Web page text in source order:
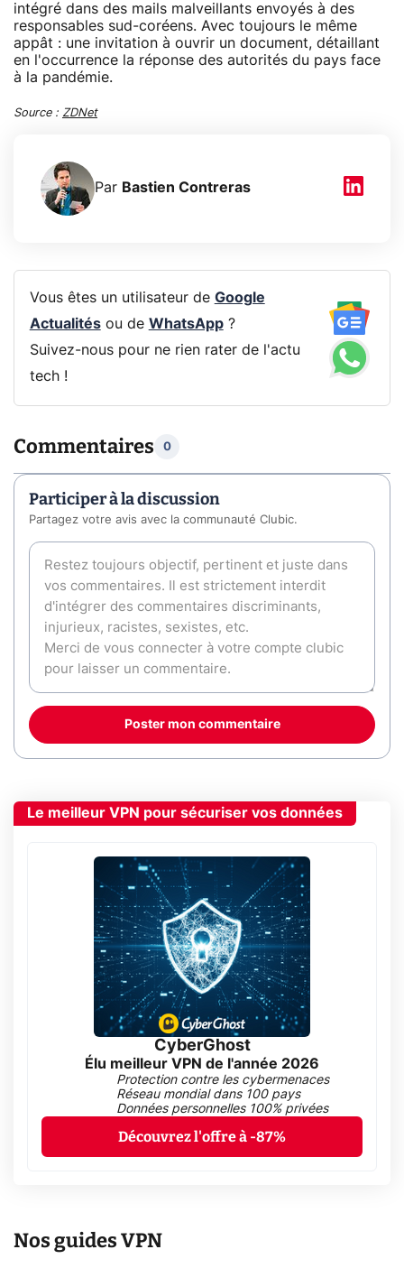
intégré dans des mails malveillants envoyés à des
responsables sud-coréens. Avec toujours le même
appât : une invitation à ouvrir un document, détaillant
en l'occurrence la réponse des autorités du pays face
à la pandémie.
Source : ZDNet
Par Bastien Contreras
Vous êtes un utilisateur de Google
Actualitésou de WhatsApp?
Suivez-nous pour ne rien rater de l'actu
tech !
Commentaires 0
Participer à la discussion
Partagez votre avis avec la communauté Clubic.
Poster mon commentaire
Le meilleur VPN pour sécuriser vos données
CyberGhost
Élu meilleur VPN de l'année 2026
Protection contre les cybermenaces
Réseau mondial dans 100 pays
Données personnelles 100% privées
Découvrez l'offre à -87%
Nos guides VPN